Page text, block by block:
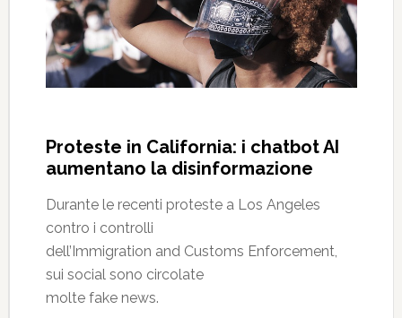
Proteste in California: i chatbot AI
aumentano la disinformazione
Durante le recenti proteste a Los Angeles
contro i controlli
dell’Immigration and Customs Enforcement,
sui social sono circolate
molte fake news.